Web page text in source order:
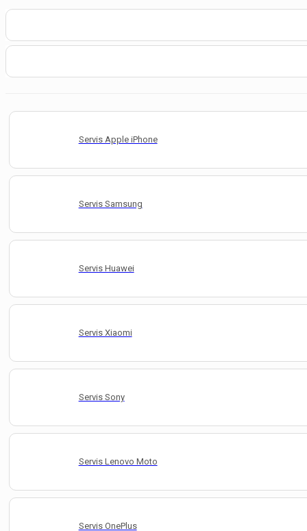
Servis Apple iPhone
Servis Samsung
Servis Huawei
Servis Xiaomi
Servis Sony
Servis Lenovo Moto
Servis OnePlus